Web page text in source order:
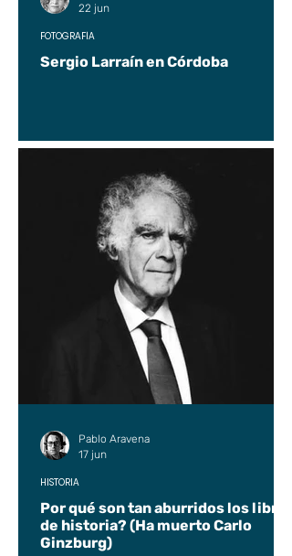
Sergio Larraín en Córdoba
FOTOGRAFÍA
22 jun
Por qué son tan aburridos los libros
de historia? (Ha muerto Carlo
Ginzburg)
HISTORIA
Pablo Aravena
17 jun